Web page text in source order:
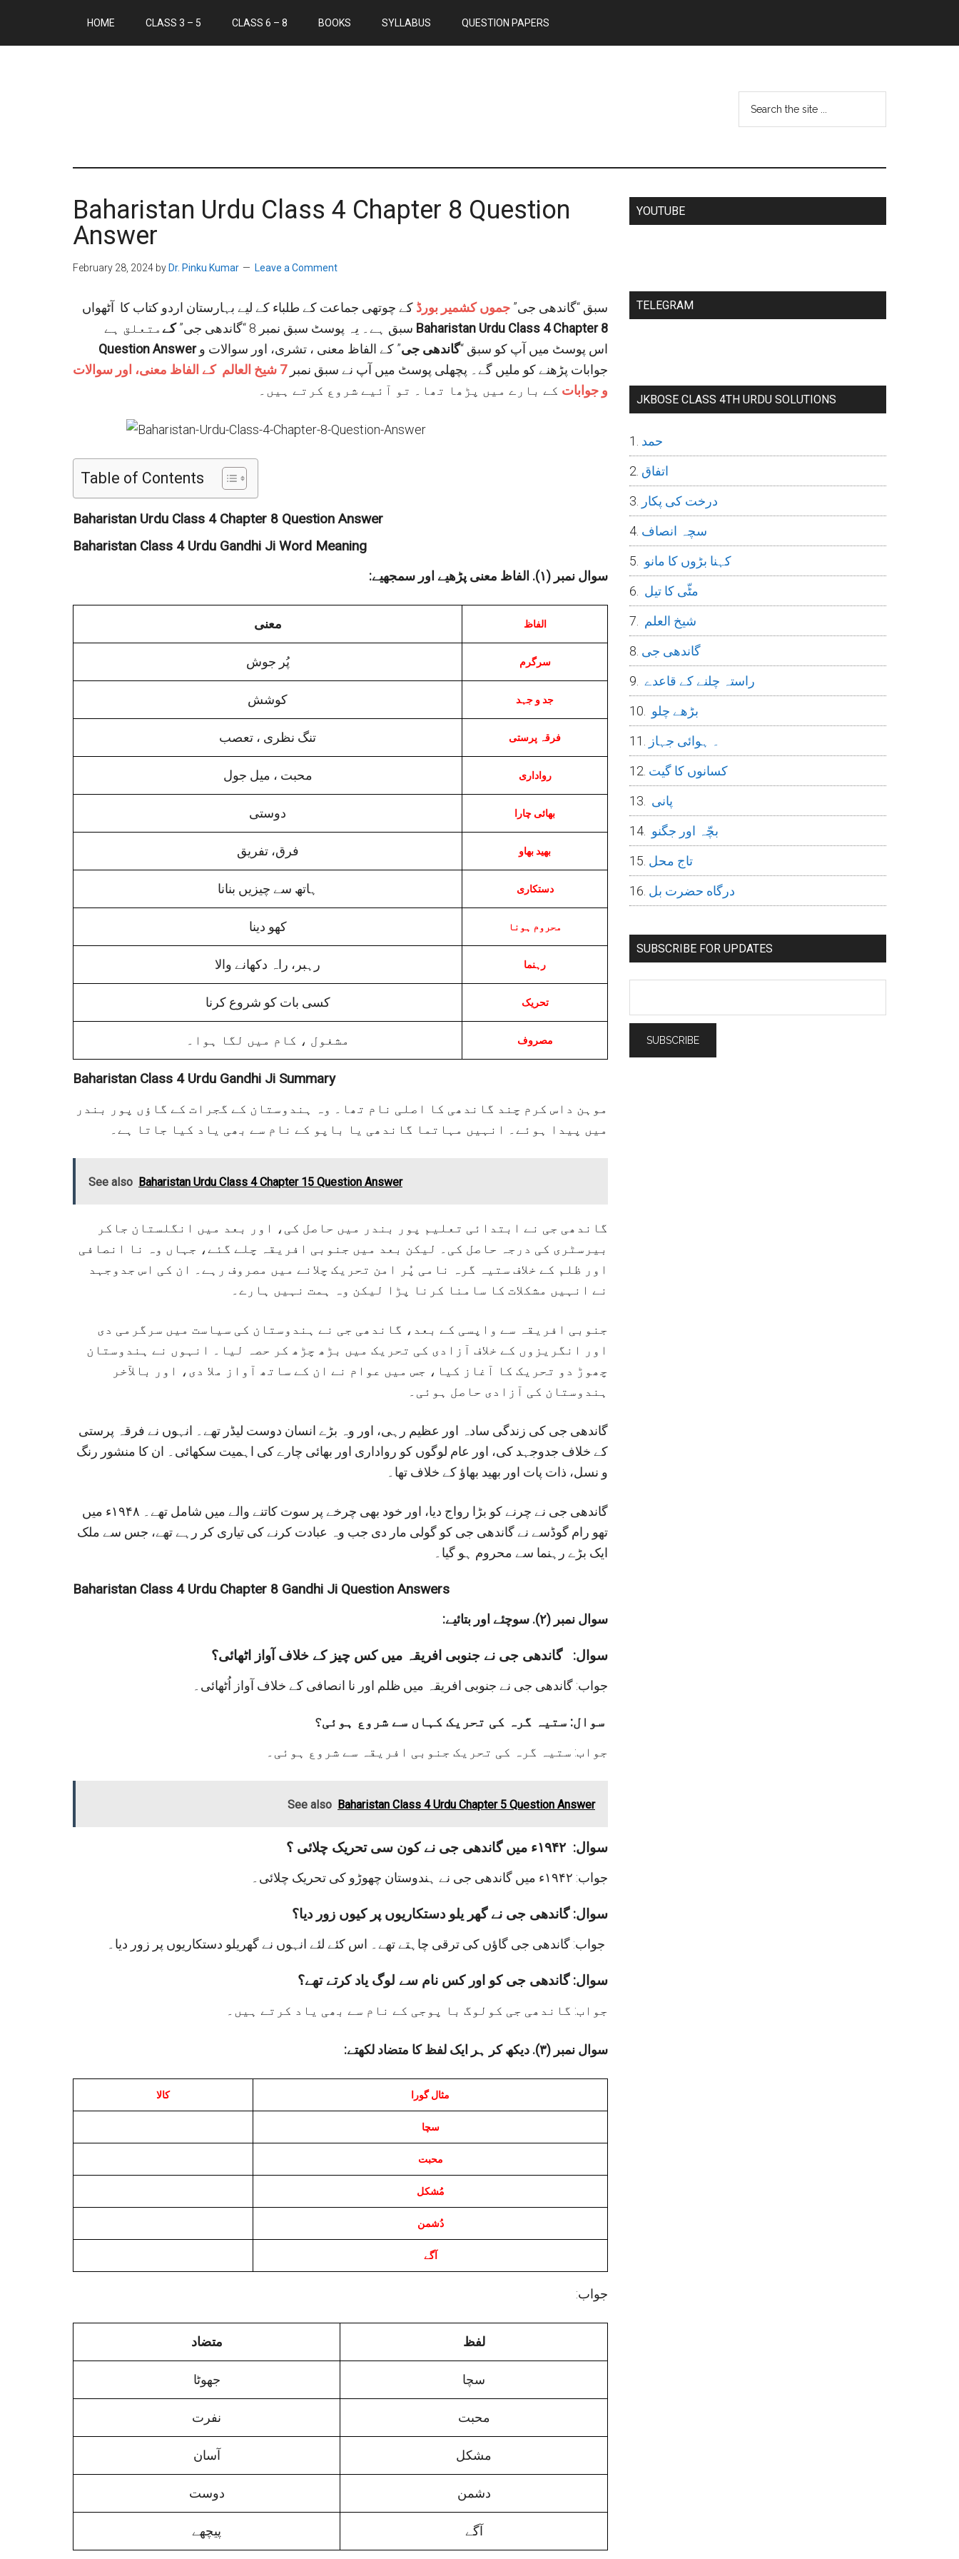
HOME CLASS 3 – 5 CLASS 6 – 8 BOOKS SYLLABUS QUESTION PAPERS
Baharistan Urdu Class 4 Chapter 8 Question
Answer
February 28, 2024 by Dr. Pinku Kumar Leave a Comment
سبق “گاندھی جی” جموں کشمیر بورڈ کے چوتھی جماعت کے طلباء کے لیے بہارستان اردو کتاب کا آٹهواں
سبق ہے۔ یہ پوسٹ سبق نمبر 8 “گاندھی جی”
کے
Baharistan Urdu Class 4 Chapter 8
Question Answer
اس پوسٹ میں آپ کو سبق “گاندھی جی” کے الفاظ معنی ، تشری، اور سوالات و
جوابات پڑھنے کو ملیں گے۔ پچھلی پوسٹ میں آپ نے سبق نمبر 7 شیخ العالم کے الفاظ معنی، اور سوالات
و جوابات کے بارے میں پڑھا تھا۔ تو آئیے شروع کرتے ہیں۔
Table of Contents
Baharistan Urdu Class 4 Chapter 8 Question Answer
Baharistan Class 4 Urdu Gandhi Ji Word Meaning
:سوال نمبر (۱). الفاظ معنی پڑھیے اور سمجھیے
معنی الفاظ
پُر جوش سرگرم
کوشش جد و جہد
تنگ نظری ، تعصب فرقہ پرستی
محبت ، میل جول رواداری
دوستی بھائی چارا
فرق، تفریق بھید بھاو
ہاتھ سے چیزیں بنانا دستکاری
کھو دینا محروم ہونا
رہبر، راہ دکھانے والا رہنما
کسی بات کو شروع کرنا تحریک
مشغول ، کام میں لگا ہوا۔ مصروف
Baharistan Class 4 Urdu Gandhi Ji Summary
موہن داس کرم چند گاندھی کا اصلی نام تھا۔ وہ ہندوستان کے گجرات کے گاؤں پور بندر
میں پیدا ہوئے۔ انہیں مہاتما گاندھی یا باپو کے نام سے بھی یاد کیا جاتا ہے۔
See also Baharistan Urdu Class 4 Chapter 15 Question Answer
گاندھی جی نے ابتدائی تعلیم پور بندر میں حاصل کی، اور بعد میں انگلستان جاکر
بیرسٹری کی درجہ حاصل کی۔ لیکن بعد میں جنوبی افریقہ چلے گئے، جہاں وہ نا انصافی
اور ظلم کے خلاف ستیہ گرہ نامی پُر امن تحریک چلانے میں مصروف رہے۔ ان کی اس جدوجہد
نے انہیں مشکلات کا سامنا کرنا پڑا لیکن وہ ہمت نہیں ہارے۔
جنوبی افریقہ سے واپسی کے بعد، گاندھی جی نے ہندوستان کی سیاست میں سرگرمی دی
اور انگریزوں کے خلاف آزادی کی تحریک میں بڑھ چڑھ کر حصہ لیا۔ انہوں نے ہندوستان
چھوڑ دو تحریک کا آغاز کیا، جس میں عوام نے ان کے ساتھ آواز ملا دی، اور بالآخر
ہندوستان کی آزادی حاصل ہوئی۔
گاندھی جی کی زندگی سادہ اور عظیم رہی، اور وہ بڑے انسان دوست لیڈر تھے۔ انہوں نے فرقہ پرستی
کے خلاف جدوجہد کی، اور عام لوگوں کو رواداری اور بھائی چارے کی اہمیت سکھائی۔ ان کا منشور رنگ
و نسل، ذات پات اور بھید بھاؤ کے خلاف تھا۔
گاندھی جی نے چرنے کو بڑا رواج دیا، اور خود بھی چرخے پر سوت کاتنے والے میں شامل تھے۔ ۱۹۴۸ء میں
تھو رام گوڈسے نے گاندھی جی کو گولی مار دی جب وہ عبادت کرنے کی تیاری کر رہے تھے، جس سے ملک
ایک بڑے رہنما سے محروم ہو گیا۔
Baharistan Class 4 Urdu Chapter 8 Gandhi Ji Question Answers
:سوال نمبر (۲). سوچئے اور بتائیے
سوال: گاندھی جی نے جنوبی افریقہ میں کس چیز کے خلاف آواز اٹھائی؟
جواب: گاندھی جی نے جنوبی افریقہ میں ظلم اور نا انصافی کے خلاف آواز اُٹھائی۔
جواب: ستیہ گرہ کی تحریک جنوبی افریقہ سے شروع ہوئی۔
See also Baharistan Class 4 Urdu Chapter 5 Question Answer
سوال: ۱۹۴۲ء میں گاندھی جی نے کون سی تحریک چلائی ؟
جواب: ۱۹۴۲ء میں گاندھی جی نے ہندوستان چھوڑو کی تحریک چلائی۔
سوال: گاندھی جی نے گھر یلو دستکاریوں پر کیوں زور دیا؟
سوال: گاندھی جی کو اور کس نام سے لوگ یاد کرتے تھے؟
جواب: گاندھی جی کولوگ با پوجی کے نام سے بھی یاد کرتے ہیں۔
:سوال نمبر (۳). دیکھ کر ہر ایک لفظ کا متضاد لکھتے
کالا مثال گورا
سچا
محبت
مُشکل
دُشمن
آگے
:جواب
متضاد لفظ
جھوٹا سچا
نفرت محبت
آسان مشکل
دوست دشمن
پیچھے آگے
YOUTUBE
TELEGRAM
JKBOSE CLASS 4TH URDU SOLUTIONS
حمد
اتفاق
درخت کی پکار
سچہ انصاف
کہنا بڑوں کا مانو
مٹّی کا تیل
شیخ العلم
گاندھی جی
راستہ چلنے کے قاعدے
بڑھے چلو
۔ ہوائی جہاز
کسانوں کا گیت
پانی
بچّہ اور جگنو
تاج محل
درگاه حضرت بل
SUBSCRIBE FOR UPDATES